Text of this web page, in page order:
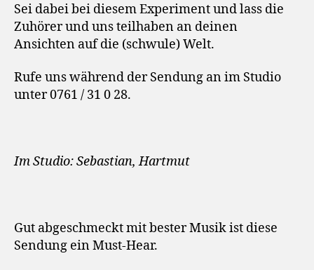
Sei dabei bei diesem Experiment und lass die
Zuhörer und uns teilhaben an deinen
Ansichten auf die (schwule) Welt.
Rufe uns während der Sendung an im Studio
unter 0761 / 31 0 28.
Im Studio: Sebastian, Hartmut
Gut abgeschmeckt mit bester Musik ist diese
Sendung ein Must-Hear.